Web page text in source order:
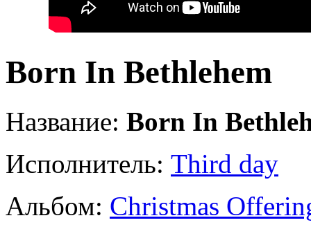
Born In Bethlehem
Название: Born In
Исполнитель: Third day
Альбом: Christmas